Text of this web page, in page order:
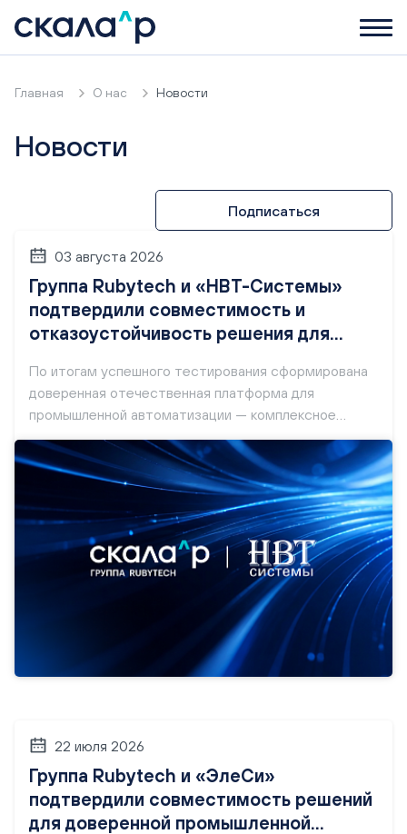
Главная О нас Новости
Новости
Подписаться
03 августа 2026
Группа Rubytech и «НВТ-Системы»
подтвердили совместимость и
отказоустойчивость решения для
По итогам успешного тестирования сформирована
доверенная отечественная платформа для
промышленной автоматизации — комплексное
решение, закрывающее сразу три критически
важные задачи: обеспечение отказоустойчивости
инфраструктуры, управление технологическими и
производственными процессами, защита от
киберугроз. Это снижает риски при внедрении и
ускоряет достижение целевых показателей
эффективности на производстве.
22 июля 2026
Группа Rubytech и «ЭлеСи»
подтвердили совместимость решений
для доверенной промышленной